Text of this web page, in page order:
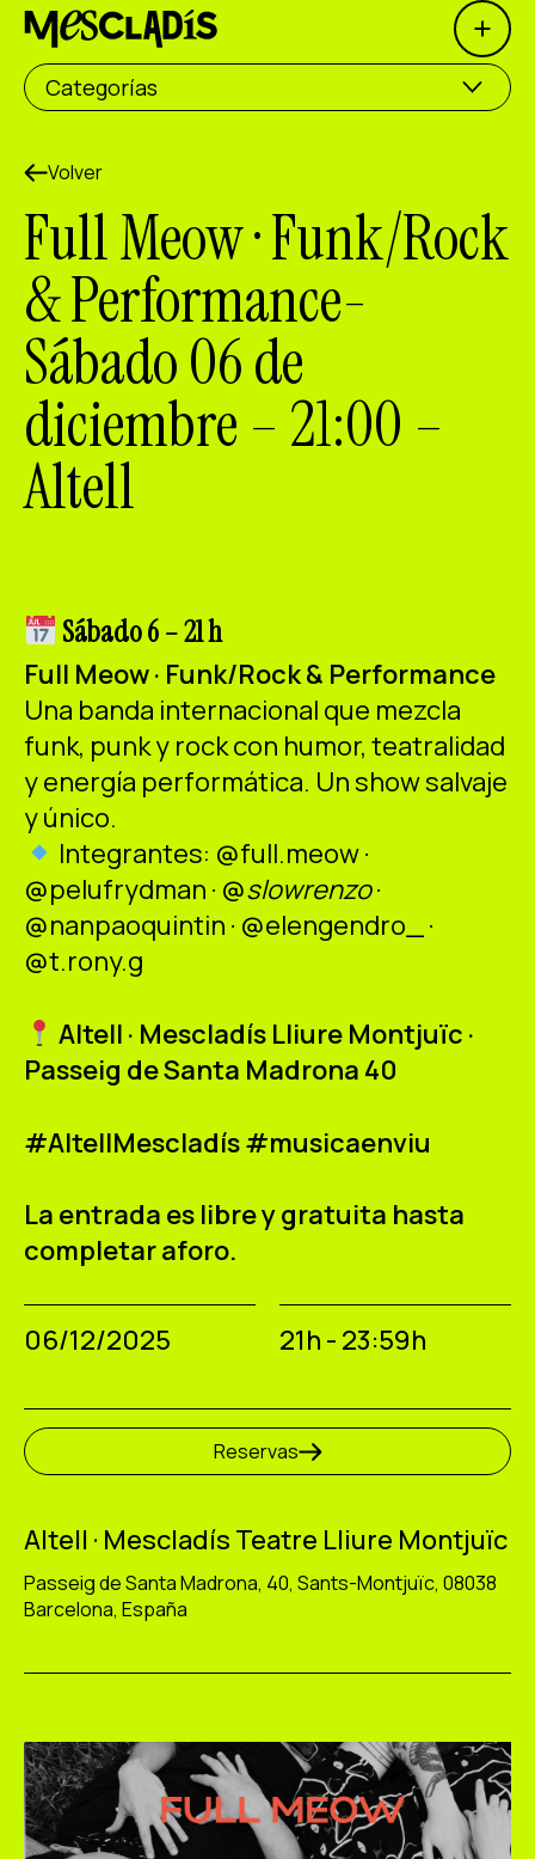
Open
Productora social
Productora de experiencias
Productora de empleo
Productora de conocimiento
Productora cultural
Agenda
Nuestros talleres
Blog
Contacto
Categorías
Volver
Full Meow · Funk/Rock
& Performance-
Sábado 06 de
diciembre – 21:00 –
Altell
Sábado 6 – 21 h
Full Meow · Funk/Rock & Performance
Una banda internacional que mezcla
funk, punk y rock con humor, teatralidad
y energía performática. Un show salvaje
y único.
Integrantes: @full.meow ·
@pelufrydman · @slowrenzo·
@nanpaoquintin · @elengendro_ ·
@t.rony.g
Altell · Mescladís Lliure Montjuïc ·
Passeig de Santa Madrona 40
#AltellMescladís #musicaenviu
La entrada es libre y gratuita hasta
completar aforo.
06/12/2025 21h - 23:59h
Reservas
Altell · Mescladís Teatre Lliure Montjuïc
Passeig de Santa Madrona, 40, Sants-Montjuïc, 08038
Barcelona, España